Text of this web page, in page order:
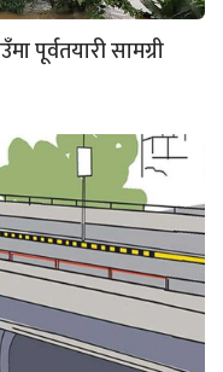
पूर्वतयारी सामग्री